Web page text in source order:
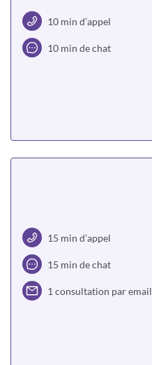
10 min d’appel
10 min de chat
15 min d’appel
15 min de chat
1 consultation par email